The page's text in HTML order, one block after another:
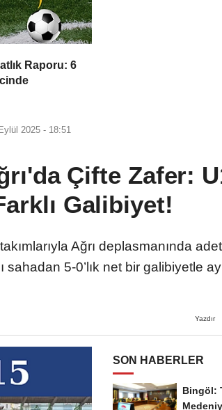
Raporu: 6
2025 - 18:51
Çifte Zafer:
Galibiyet!
Ağrı deplasmanında
5-0’lık net bir galibiyetle
Yazdır
SON HABERLER
Bingöl: